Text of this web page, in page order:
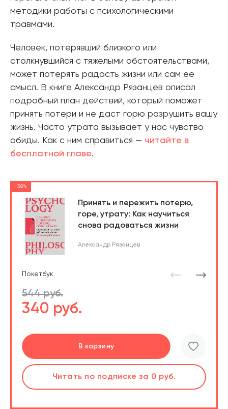
методики работы с психологическими
травмами.
Человек, потерявший близкого или
столкнувшийся с тяжелыми обстоятельствами,
может потерять радость жизни или сам ее
смысл. В книге Александр Рязанцев описал
подробный план действий, который поможет
принять потери и не даст горю разрушить вашу
жизнь. Часто утрата вызывает у нас чувство
обиды. Как с ним справиться — читайте в
бесплатной главе.
-38%
Принять и пережить потерю,
горе, утрату: Как научиться
снова радоваться жизни
Александр Рязанцев
Покетбук
544 руб.
340 руб.
В корзину
В корзине
Читать по подписке за 0 руб.
Перейти
Читать по подписке за 0 руб.
Подробнее
Читать по подписке за 0 руб.